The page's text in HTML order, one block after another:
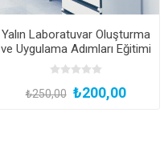
Yalın Laboratuvar Oluşturma
ve Uygulama Adımları Eğitimi
₺250,00 ₺200,00